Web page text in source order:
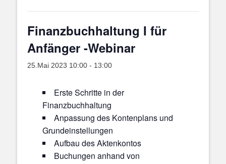
Finanzbuchhaltung I für
Anfänger -Webinar
25.Mai 2023 10:00 - 13:00
Erste Schritte in der
Finanzbuchhaltung
Anpassung des Kontenplans und
Grundeinstellungen
Aufbau des Aktenkontos
Buchungen anhand von